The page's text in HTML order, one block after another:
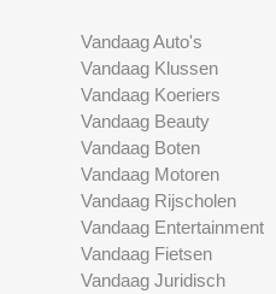
Vandaag Auto's
Vandaag Klussen
Vandaag Koeriers
Vandaag Beauty
Vandaag Boten
Vandaag Motoren
Vandaag Rijscholen
Vandaag Entertainment
Vandaag Fietsen
Vandaag Juridisch